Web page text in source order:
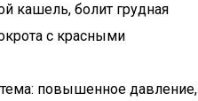
кашель, болит грудная
с красными
повышенное давление,